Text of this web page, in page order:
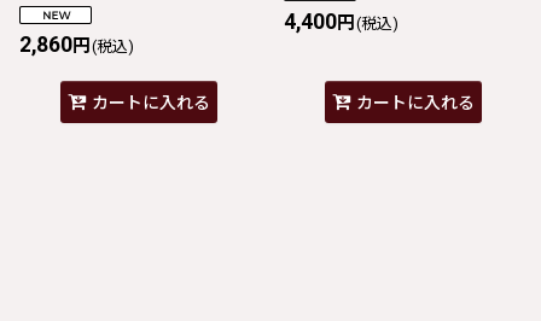
2,860円 (税込)
カートに入れる
4,400円 (税込)
カートに入れる